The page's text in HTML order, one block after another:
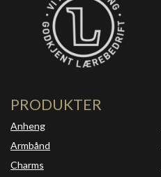
PRODUKTER
Anheng
Armbånd
Charms